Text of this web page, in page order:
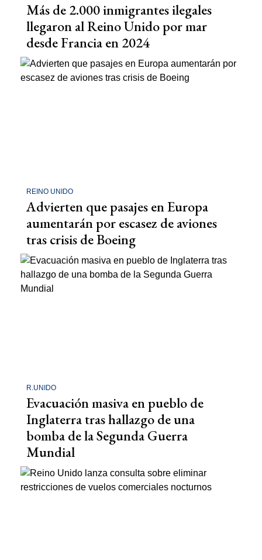
Más de 2.000 inmigrantes ilegales
llegaron al Reino Unido por mar
desde Francia en 2024
REINO UNIDO
Advierten que pasajes en Europa
aumentarán por escasez de aviones
tras crisis de Boeing
R.UNIDO
Evacuación masiva en pueblo de
Inglaterra tras hallazgo de una
bomba de la Segunda Guerra
Mundial